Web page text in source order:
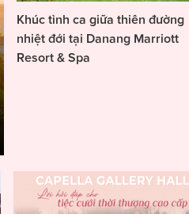
Khúc tình ca giữa thiên đường
nhiệt đới tại Danang Marriott
Resort & Spa